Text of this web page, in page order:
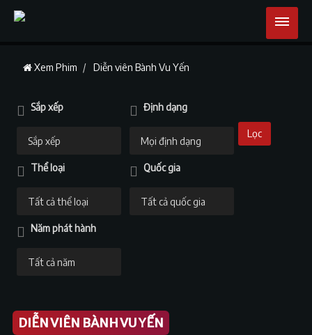
Xem Phim Diễn viên Bành Vu Yến
Sắp xếp Định dạng
Thể loại Quốc gia
Năm phát hành
Lọc
DIỄN VIÊN BÀNH VU YẾN